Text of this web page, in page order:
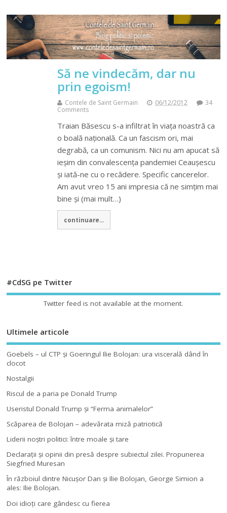
Să ne vindecăm, dar nu
prin egoism!
Contele de Saint Germain 06/12/2012
34
Comments
Traian Băsescu s-a infiltrat în viața noastră ca
o boală națională. Ca un fascism ori, mai
degrabă, ca un comunism. Nici nu am apucat să
ieșim din convalescența pandemiei Ceaușescu
și iată-ne cu o recădere. Specific cancerelor.
Am avut vreo 15 ani impresia că ne simțim mai
bine și (mai mult…)
continuare...
#CdSG pe Twitter
Twitter feed is not available at the moment.
Ultimele articole
Goebels – ul CTP şi Goeringul Ilie Bolojan: ura viscerală dând în
clocot
Nostalgii
Riscul de a paria pe Donald Trump
Useristul Donald Trump şi “Ferma animalelor”
Scăparea de Bolojan – adevărata miză patriotică
Liderii noştri politici: între moale şi tare
Declaraţii şi opinii din presă despre subiectul zilei. Propunerea
Siegfried Muresan
În războiul dintre Nicuşor Dan şi Ilie Bolojan, George Simion a
ales: Ilie Bolojan.
Doi idioţi care gândesc cu fierea